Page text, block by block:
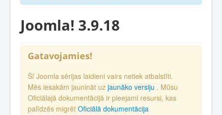
Joomla! 3.9.18
Gatavojamies!
Šī Joomla sērijas laidieni vairs netiek atbalstīti.
Mēs iesakām jaunināt uz jaunāko versiju . Mūsu
Oficiālajā dokumentācijā ir pieejami resursi, kas
palīdzēs migrēt Oficiālā dokumentācija